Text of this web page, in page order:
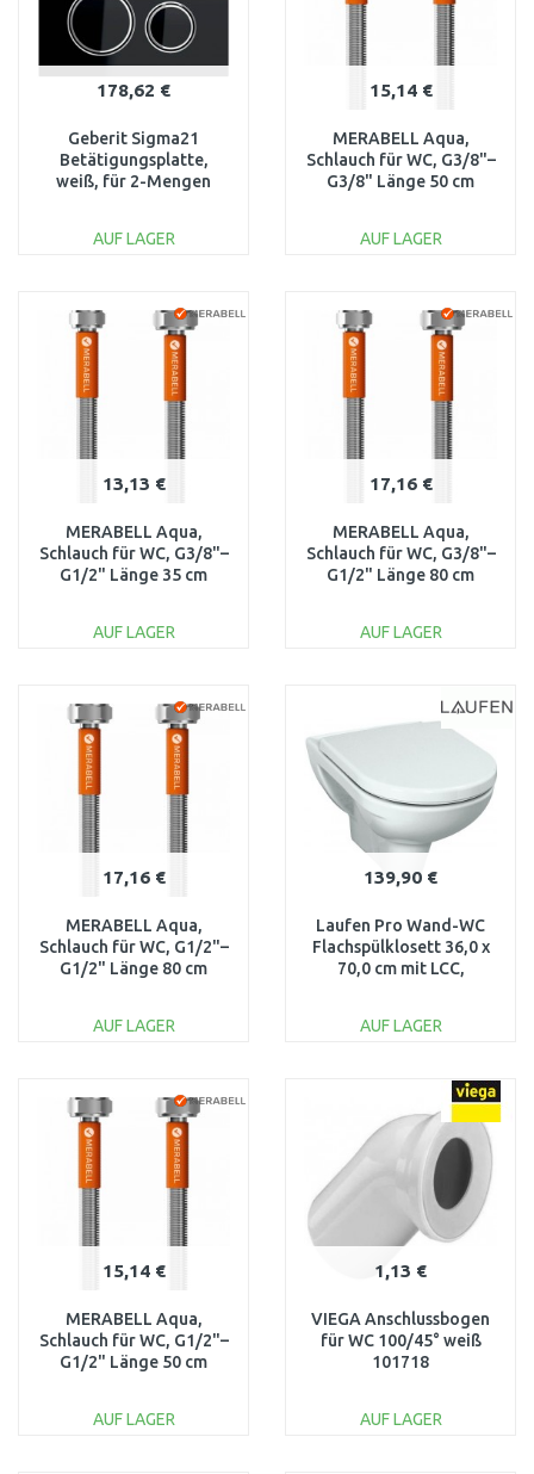
178,62 €
Geberit Sigma21
Betätigungsplatte,
weiß, für 2-Mengen
AUF LAGER
Vergleichen
15,14 €
MERABELL Aqua,
Schlauch für WC, G3/8"–
G3/8" Länge 50 cm
AUF LAGER
Vergleichen
13,13 €
MERABELL Aqua,
Schlauch für WC, G3/8"–
G1/2" Länge 35 cm
AUF LAGER
Vergleichen
17,16 €
MERABELL Aqua,
Schlauch für WC, G3/8"–
G1/2" Länge 80 cm
AUF LAGER
Vergleichen
17,16 €
MERABELL Aqua,
Schlauch für WC, G1/2"–
G1/2" Länge 80 cm
AUF LAGER
Vergleichen
139,90 €
Laufen Pro Wand-WC
Flachspülklosett 36,0 x
70,0 cm mit LCC,
AUF LAGER
Vergleichen
15,14 €
MERABELL Aqua,
Schlauch für WC, G1/2"–
G1/2" Länge 50 cm
AUF LAGER
1,13 €
VIEGA Anschlussbogen
für WC 100/45° weiß
101718
AUF LAGER